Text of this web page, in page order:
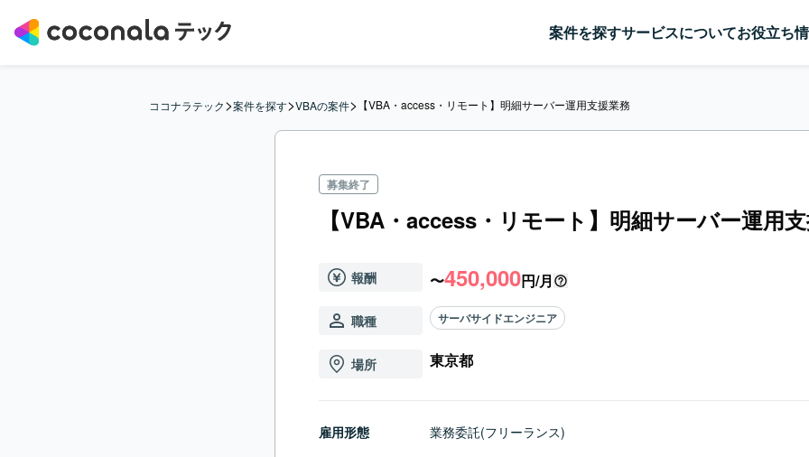
案件を探すサービスについてお役立ち
ココナラテック>案件を探す>VBAの案件> 【VBA・access・リモート】明細サーバー運用支援業務
募集終了
【VBA・access・リモート】明細サーバー運用
報酬 〜450,000円/月
職種 サーバサイドエンジニア
場所 東京都
雇用形態 業務委託(フリーランス)